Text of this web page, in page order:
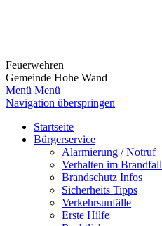
Feuerwehren
Gemeinde Hohe Wand
Menü Menü
Navigation überspringen
Startseite
Bürgerservice
Alarmierung / Notruf
Verhalten im Brandfall
Brandschutz Infos
Sicherheits Tipps
Verkehrsunfälle
Erste Hilfe